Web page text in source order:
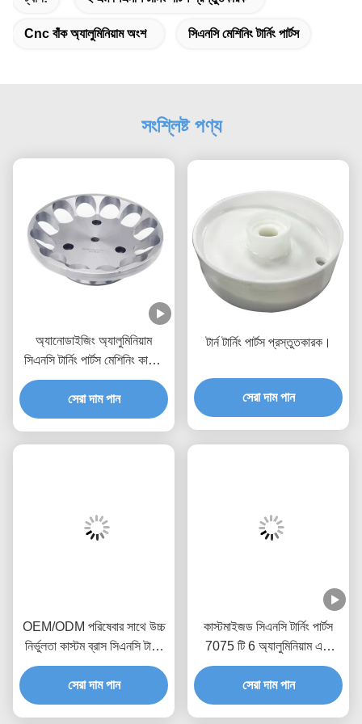
Cnc বাঁক অ্যালুমিনিয়াম অংশ সিএনসি মেশিনিং টার্নিং পার্টস
সংশ্লিষ্ট পণ্য
অ্যানোডাইজিং অ্যালুমিনিয়াম
সিএনসি টার্নিং পার্টস মেশিনিং কাস্টম
5 অক্ষ সিএনসি ফ্রিজিং
সেরা দাম পান
টার্ন টার্নিং পার্টস প্রস্তুতকারক।
সেরা দাম পান
OEM/ODM পরিষেবার সাথে উচ্চ
নির্ভুলতা কাস্টম ব্রাস সিএনসি টার্নিং
পার্টস
সেরা দাম পান
কাস্টমাইজড সিএনসি টার্নিং পার্টস
7075 টি 6 অ্যালুমিনিয়াম এবং
যথার্থ ধাতব অংশের জন্য সহনশীলতা
+/- 0.01-0.005 মিমি
সেরা দাম পান